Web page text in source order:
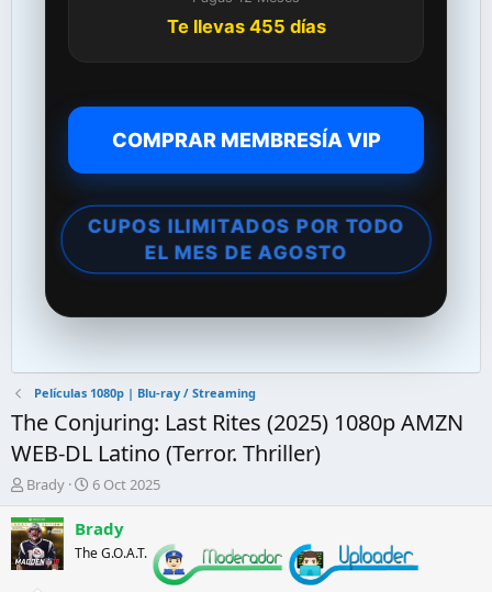
Te llevas 455 días
COMPRAR MEMBRESÍA VIP
CUPOS ILIMITADOS POR TODO
EL MES DE AGOSTO
Películas 1080p | Blu-ray / Streaming
The Conjuring: Last Rites (2025) 1080p AMZN
WEB-DL Latino (Terror. Thriller)
A
t
o
r
Brady
F
c
a
6 Oct 2025
Brady
The G.O.A.T.